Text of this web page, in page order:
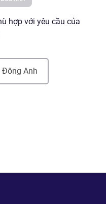
hợp với yêu cầu của
Đông Anh